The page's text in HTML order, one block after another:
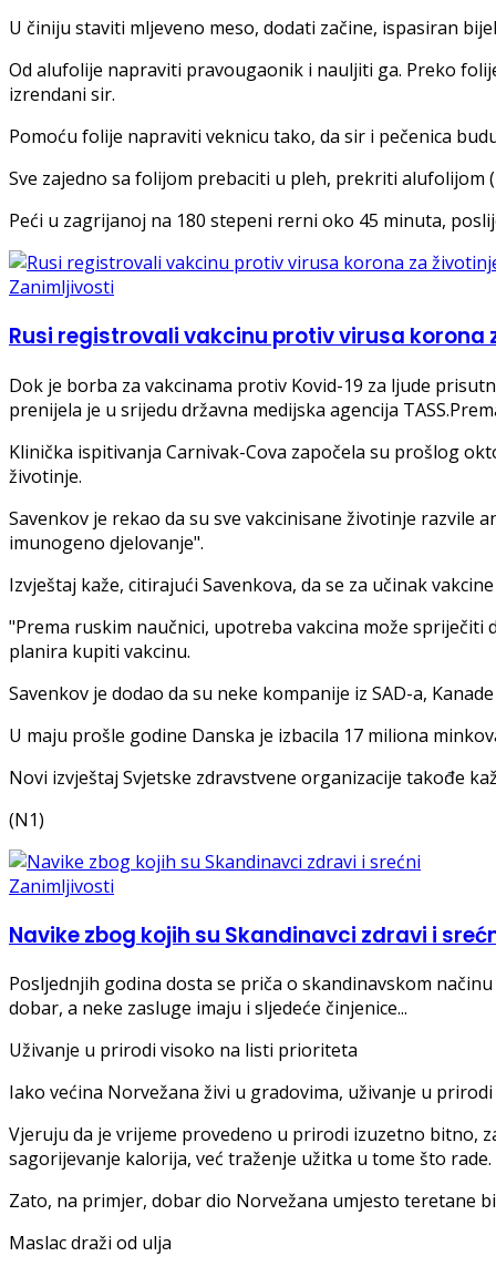
U činiju staviti mljeveno meso, dodati začine, ispasiran
Od alufolije napraviti pravougaonik i nauljiti ga. Preko
izrendani sir.
Pomoću folije napraviti veknicu tako, da sir i pečenica
Sve zajedno sa folijom prebaciti u pleh, prekriti
Peći u zagrijanoj na 180 stepeni rerni oko 45 minuta,
Zanimljivosti
Rusi registrovali vakcinu protiv virusa korona
Dok je borba za vakcinama protiv Kovid-19 za ljude
prenijela je u srijedu državna medijska agencija
Klinička ispitivanja Carnivak-Cova započela su prošlog
životinje.
Savenkov je rekao da su sve vakcinisane životinje razvile
imunogeno djelovanje".
Izvještaj kaže, citirajući Savenkova, da se za učinak
"Prema ruskim naučnici, upotreba vakcina može
planira kupiti vakcinu.
Savenkov je dodao da su neke kompanije iz SAD-a,
U maju prošle godine Danska je izbacila 17 miliona
Novi izvještaj Svjetske zdravstvene organizacije takođe
(N1)
Zanimljivosti
Navike zbog kojih su Skandinavci zdravi i
Posljednjih godina dosta se priča o skandinavskom
dobar, a neke zasluge imaju i sljedeće činjenice...
Uživanje u prirodi visoko na listi prioriteta
Iako većina Norvežana živi u gradovima, uživanje u
Vjeruju da je vrijeme provedeno u prirodi izuzetno bitno,
sagorijevanje kalorija, već traženje užitka u tome što rade.
Zato, na primjer, dobar dio Norvežana umjesto teretane
Maslac draži od ulja